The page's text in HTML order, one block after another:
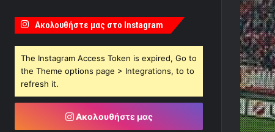
Ακολουθήστε μας στο Instagram
The Instagram Access Token is expired, Go to
the Theme options page > Integrations, to to
refresh it.
Ακολουθήστε μας